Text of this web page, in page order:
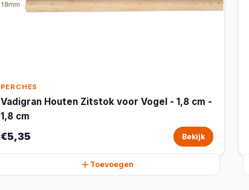
PERCHES
Vadigran Houten Zitstok voor Vogel - 1,8 cm -
1,8 cm
€5,35 Bekijk
Toevoegen